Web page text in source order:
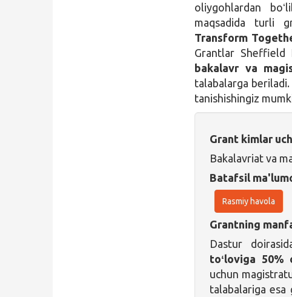
oliygohlardan
maqsadida turli
Transform
Grantlar Sheffield
bakalavr va
talabalarga
tanishishingiz
Grant kimlar
Bakalavriat va
Batafsil
Rasmiy havola
Grantning
Dastur
toʻloviga 50%
uchun
talabalariga